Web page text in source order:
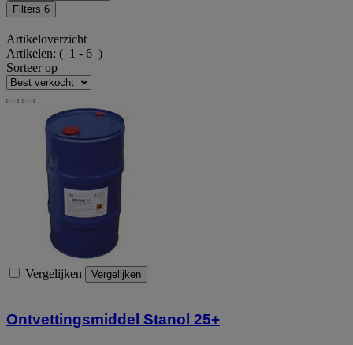
Filters 6
Artikeloverzicht
Artikelen: ( 1 - 6 )
Sorteer op
Vergelijken Vergelijken
Ontvettingsmiddel Stanol 25+